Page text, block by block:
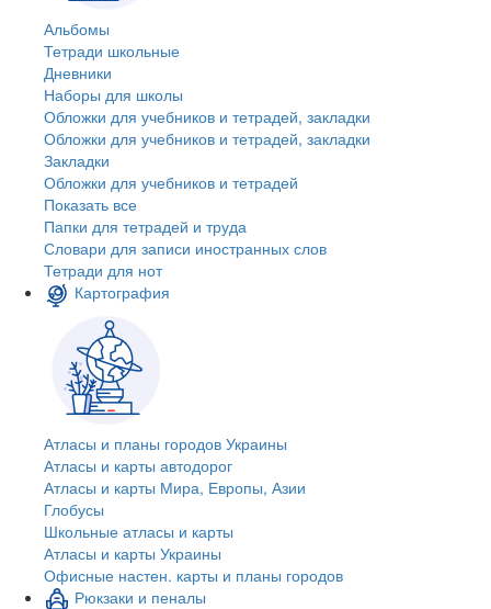
Альбомы
Тетради школьные
Дневники
Наборы для школы
Обложки для учебников и тетрадей, закладки
Обложки для учебников и тетрадей, закладки
Закладки
Обложки для учебников и тетрадей
Показать все
Папки для тетрадей и труда
Словари для записи иностранных слов
Тетради для нот
Картография
Атласы и планы городов Украины
Атласы и карты автодорог
Атласы и карты Мира, Европы, Азии
Глобусы
Школьные атласы и карты
Атласы и карты Украины
Офисные настен. карты и планы городов
Рюкзаки и пеналы